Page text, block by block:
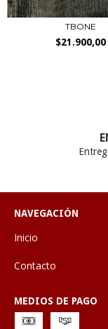
TBONE
$21.900,00
NAVEGACIÓN
Inicio
Contacto
MEDIOS DE PAGO